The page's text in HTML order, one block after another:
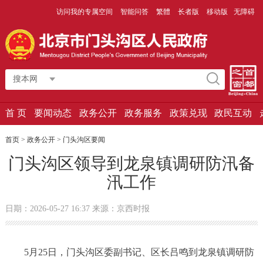
访问我的专属空间 智能问答 繁體 长者版 移动版 无障碍
搜本网
首 页 要闻动态 政务公开 政务服务 政策兑现 政民互动
首页> 政务公开> 门头沟区要闻
门头沟区领导到龙泉镇调研防汛备
汛工作
日期：2026-05-27 16:37 来源：京西时报
5月25日，门头沟区委副书记、区长吕鸣到龙泉镇调研防